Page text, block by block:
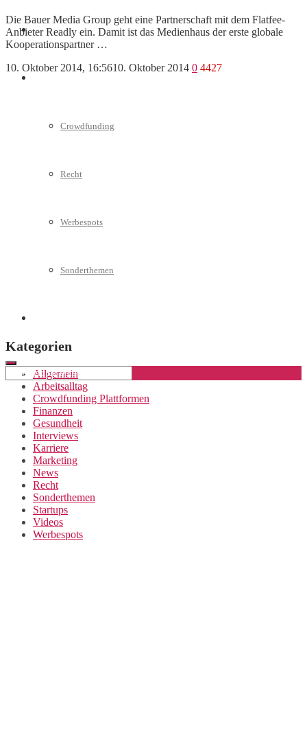
Videos
Crowdfunding
Recht
Werbespots
Sonderthemen
Die Bauer Media Group geht eine Partnerschaft mit dem Flatfee-
Anbieter Readly ein. Damit ist das Medienhaus der erste globale
Kooperationspartner …
10. Oktober 2014, 16:5610. Oktober 2014 0 4427
Kategorien
Allgemein
Arbeitsalltag
Crowdfunding Plattformen
Finanzen
Gesundheit
Interviews
Karriere
Marketing
News
Recht
Sonderthemen
Startups
Videos
Werbespots